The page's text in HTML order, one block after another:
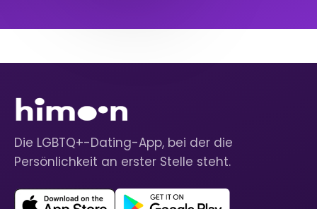
Die LGBTQ+-Dating-App, bei der die
Persönlichkeit an erster Stelle steht.